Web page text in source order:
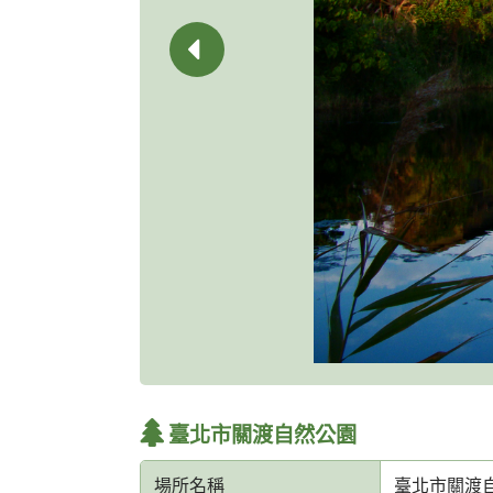
臺北市關渡自然公園
場所名稱 臺北市關渡